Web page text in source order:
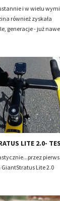
i w wielu
również zyskała
generacje - już
LITE 2.0-
Lite 2.0